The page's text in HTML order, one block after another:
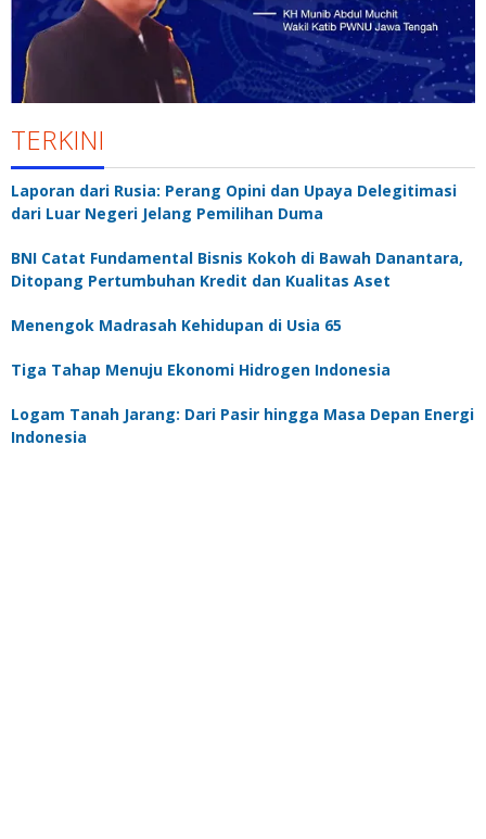
TERKINI
Laporan dari Rusia: Perang Opini dan Upaya Delegitimasi
dari Luar Negeri Jelang Pemilihan Duma
BNI Catat Fundamental Bisnis Kokoh di Bawah Danantara,
Ditopang Pertumbuhan Kredit dan Kualitas Aset
Menengok Madrasah Kehidupan di Usia 65
Tiga Tahap Menuju Ekonomi Hidrogen Indonesia
Logam Tanah Jarang: Dari Pasir hingga Masa Depan Energi
Indonesia